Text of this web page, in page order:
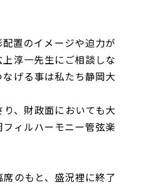
置のイメージや迫力が
淳一先生にご相談しな
げる事は私たち静岡大
、財政面においても大
ィルハーモニー管弦楽
のもと、盛況裡に終了